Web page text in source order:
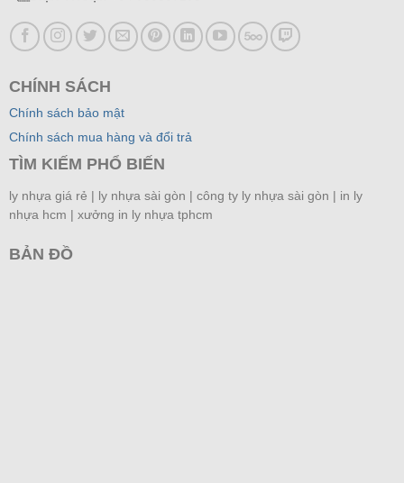
CHÍNH SÁCH
Chính sách bảo mật
Chính sách mua hàng và đổi trả
TÌM KIẾM PHỔ BIẾN
ly nhựa giá rẻ | ly nhựa sài gòn | công ty ly nhựa sài gòn | in ly
nhựa hcm | xưởng in ly nhựa tphcm
BẢN ĐỒ